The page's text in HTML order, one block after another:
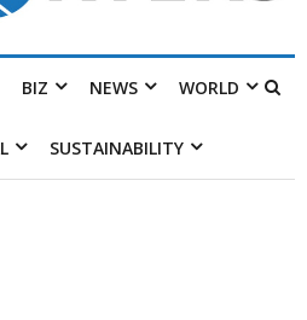
BIZ NEWS WORLD
SUSTAINABILITY